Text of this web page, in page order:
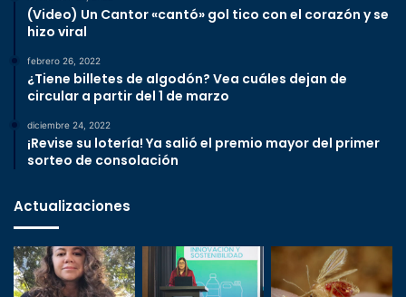
(Video) Un Cantor «cantó» gol tico con el corazón y se
hizo viral
febrero 26, 2022
¿Tiene billetes de algodón? Vea cuáles dejan de
circular a partir del 1 de marzo
diciembre 24, 2022
¡Revise su lotería! Ya salió el premio mayor del primer
sorteo de consolación
Actualizaciones